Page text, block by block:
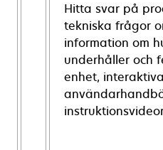
Hitta svar på
tekniska frågor
information om
underhåller och
enhet, interaktiva